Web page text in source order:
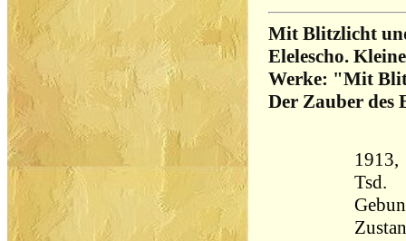
Mit Blitzlicht
Elelescho.
Werke: "Mit
Der Zauber des
Tsd.